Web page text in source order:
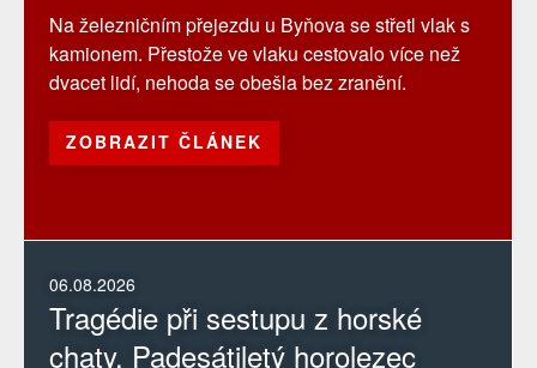
06.08.2026
Tragédie při sestupu z horské
chaty. Padesátiletý horolezec
Na železničním přejezdu u Byňova se střetl vlak s
kamionem. Přestože ve vlaku cestovalo více než
dvacet lidí, nehoda se obešla bez zranění.
ZOBRAZIT ČLÁNEK